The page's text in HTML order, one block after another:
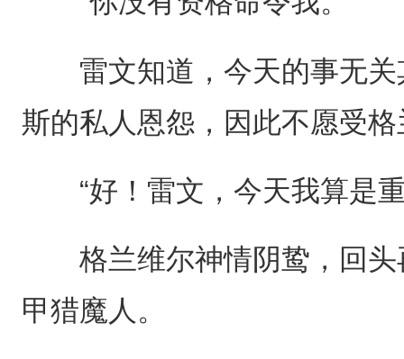
雷文知道，今天的事无关
斯的私人恩怨，因此不愿受
“好！雷文，今天我算是重
格兰维尔神情阴鸷，回头
甲猎魔人。